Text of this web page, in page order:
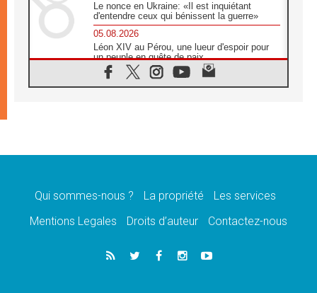
Le nonce en Ukraine: «Il est inquiétant
d'entendre ceux qui bénissent la guerre»
05.08.2026
Léon XIV au Pérou, une lueur d'espoir pour
un peuple en quête de paix
05.08.2026
SCEAM: L'Église en Afrique vers
en Argentine et au Pérou
Audience générale: la prière est un acte
04.08.2026
Léon XIV invite les Chevaliers de Colomb à
Qui sommes-nous ? La propriété
Les services
Mentions Legales
Droits d’auteur Contactez-nous